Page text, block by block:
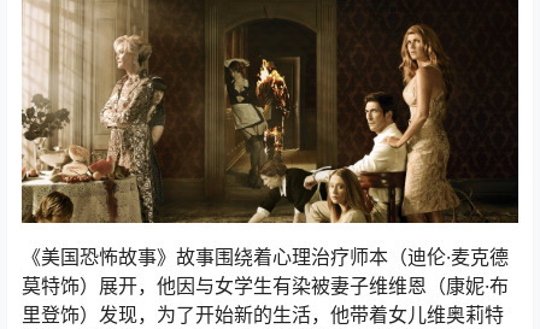
《美国恐怖故事》故事围绕着心理治疗师本（迪伦·麦克德
莫特饰）展开，他因与女学生有染被妻子维维恩（康妮·布
里登饰）发现，为了开始新的生活，他带着女儿维奥莉特